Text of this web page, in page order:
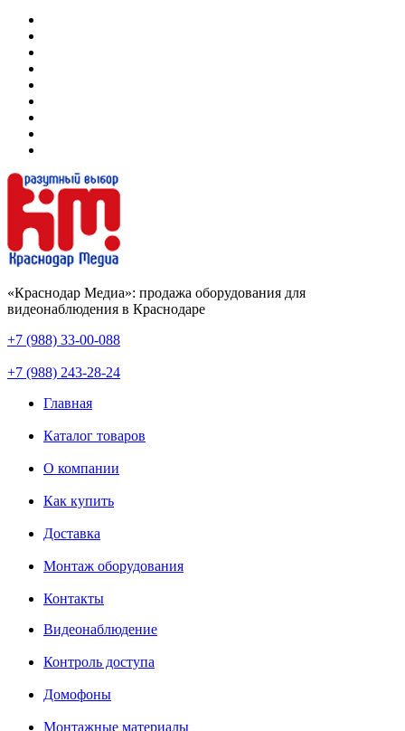
«Краснодар Медиа»: продажа оборудования для
видеонаблюдения в Краснодаре
+7 (988) 33-00-088
+7 (988) 243-28-24
Главная
Каталог товаров
О компании
Как купить
Доставка
Монтаж оборудования
Контакты
Видеонаблюдение
Контроль доступа
Домофоны
Монтажные материалы